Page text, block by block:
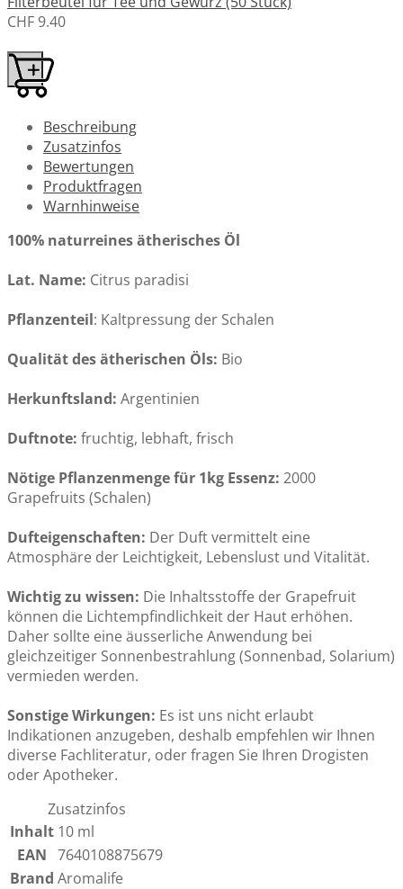
CHF 9.40
Beschreibung
Zusatzinfos
Bewertungen
Produktfragen
Warnhinweise
100% naturreines ätherisches Öl
Lat. Name: Citrus paradisi
Pflanzenteil: Kaltpressung der Schalen
Qualität des ätherischen Öls: Bio
Herkunftsland: Argentinien
Duftnote: fruchtig, lebhaft, frisch
Nötige Pflanzenmenge für 1kg Essenz: 2000
Grapefruits (Schalen)
Dufteigenschaften: Der Duft vermittelt eine
Atmosphäre der Leichtigkeit, Lebenslust und Vitalität.
Wichtig zu wissen: Die Inhaltsstoffe der Grapefruit
können die Lichtempfindlichkeit der Haut erhöhen.
Daher sollte eine äusserliche Anwendung bei
gleichzeitiger Sonnenbestrahlung (Sonnenbad, Solarium)
vermieden werden.
Sonstige Wirkungen: Es ist uns nicht erlaubt
Indikationen anzugeben, deshalb empfehlen wir Ihnen
diverse Fachliteratur, oder fragen Sie Ihren Drogisten
oder Apotheker.
Zusatzinfos
Inhalt 10 ml
EAN 7640108875679
Brand Aromalife